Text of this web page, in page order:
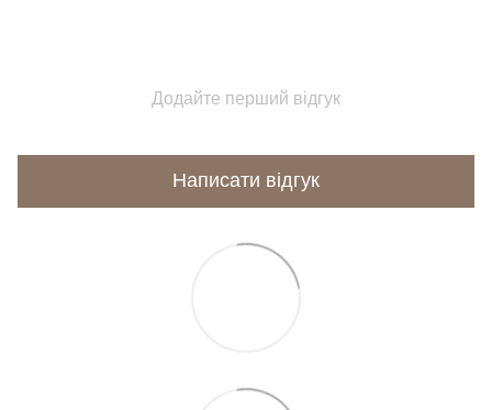
Додайте перший відгук
Написати відгук